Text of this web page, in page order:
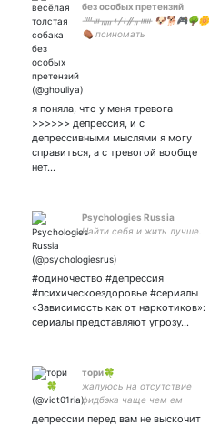
без особых претензий
ᚉᚒᚅᚐᚋᚐᚌᚂᚔ 🐶🐕🎮🌳🌼
⚰️ псиномать
я поняла, что у меня тревога
>>>>>> депрессия, и с
депрессивными мыслями я могу
справиться, а с тревогой вообще
нет…
Psychologies Russia
Найти себя и жить лучше.
#одиночество #депрессия
#психическоездоровье #сериалы
«Зависимость как от наркотиков»:
сериалы представляют угрозу…
тори🍀
жалуюсь на отсутствие
фидбэка чаще чем ем
депрессии перед вам не выскочит